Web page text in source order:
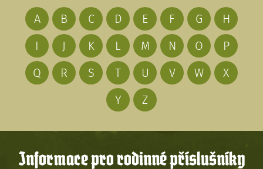
A B C D E F G
H
I
J K L M N O
P
Q
R S T U V W
X
Y
Z
Informace pro rodinné příslušníky